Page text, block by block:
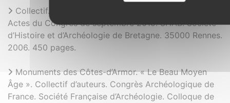
Collectif. Montfort-sur-Meu. Histoire et patrimoine.
Actes du Congrès de septembre 2015. SHAB. Société
d’Histoire et d’Archéologie de Bretagne. 35000 Rennes.
2006. 450 pages.
Monuments des Côtes-d’Armor. « Le Beau Moyen
Âge ». Collectif d’auteurs. Congrès Archéologique de
France. Société Française d’Archéologie. Colloque de